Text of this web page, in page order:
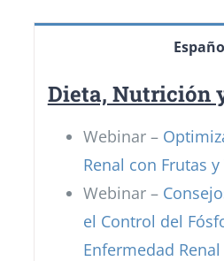
Dieta, Nutrición
Webinar –
Renal con Frutas
Webinar –
el Control del
Enfermedad Renal